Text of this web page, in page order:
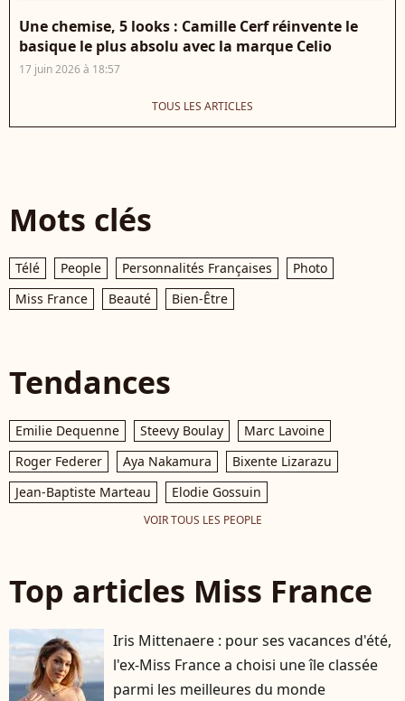
Une chemise, 5 looks : Camille Cerf réinvente le
basique le plus absolu avec la marque Celio
17 juin 2026 à 18:57
TOUS LES ARTICLES
Mots clés
Télé People Personnalités Françaises
Photo
Miss France
Beauté Bien-Être
Tendances
Emilie Dequenne Steevy Boulay
Marc Lavoine
Roger Federer
Aya Nakamura
Bixente Lizarazu
Jean-Baptiste Marteau
Elodie Gossuin
VOIR TOUS LES PEOPLE
Top articles Miss France
Iris Mittenaere : pour ses vacances d'été,
l'ex-Miss France a choisi une île classée
parmi les meilleures du monde